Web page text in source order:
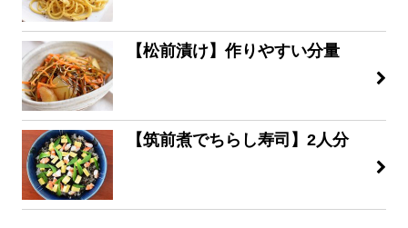
【松前漬け】作りやすい分量
【筑前煮でちらし寿司】2人分